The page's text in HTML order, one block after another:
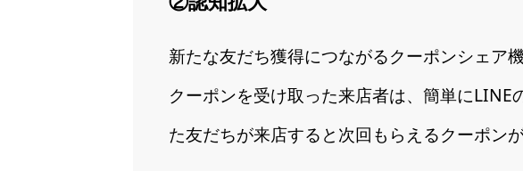
新たな友だち獲得につながるクーポンシェア
クーポンを受け取った来店者は、簡単に
た友だちが来店すると次回もらえるクーポン